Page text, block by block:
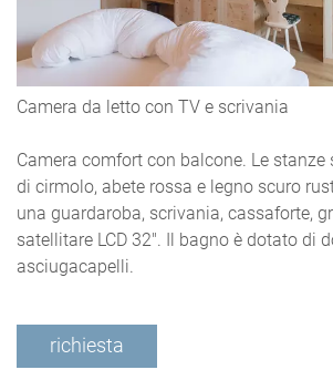
Camera da letto con TV e scrivania
Camera comfort con balcone. Le
di cirmolo, abete rossa e legno scuro
una guardaroba, scrivania, cassaforte,
satellitare LCD 32". Il bagno è dotato di
asciugacapelli.
richiesta